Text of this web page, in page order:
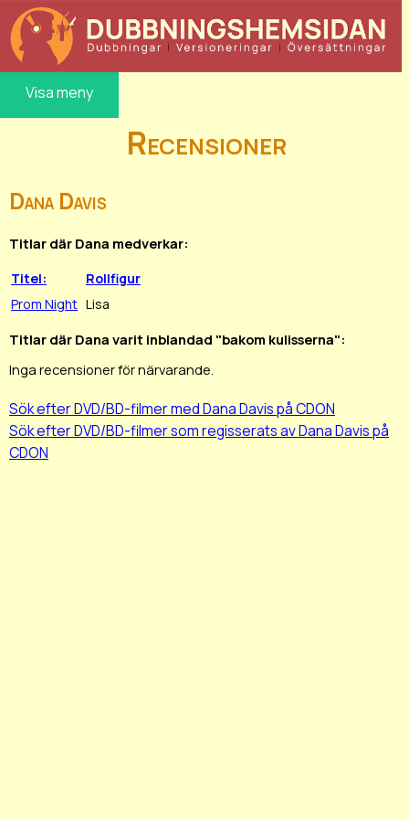
Visa meny
Recensioner
Dana Davis
Titlar där Dana medverkar:
Titel:
Rollfigur
Prom Night Lisa
Titlar där Dana varit inblandad "bakom kulisserna":
Inga recensioner för närvarande.
Sök efter DVD/BD-filmer med Dana Davis på CDON
Sök efter DVD/BD-filmer som regisserats av Dana Davis på
CDON